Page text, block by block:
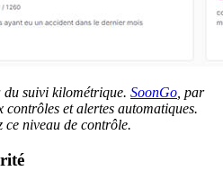
suivi kilométrique. SoonGo , par
contrôles et alertes automatiques.
ce niveau de contrôle.